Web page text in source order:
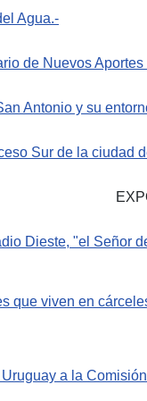
Agua.-
de Nuevos
Antonio y su
Sur de la ciudad
Dieste, "el Señor
que viven en
a la